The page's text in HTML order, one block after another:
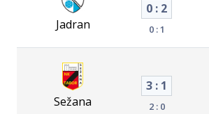
Jadran
0 : 2
0 : 1
Sežana
3 : 1
2 : 0